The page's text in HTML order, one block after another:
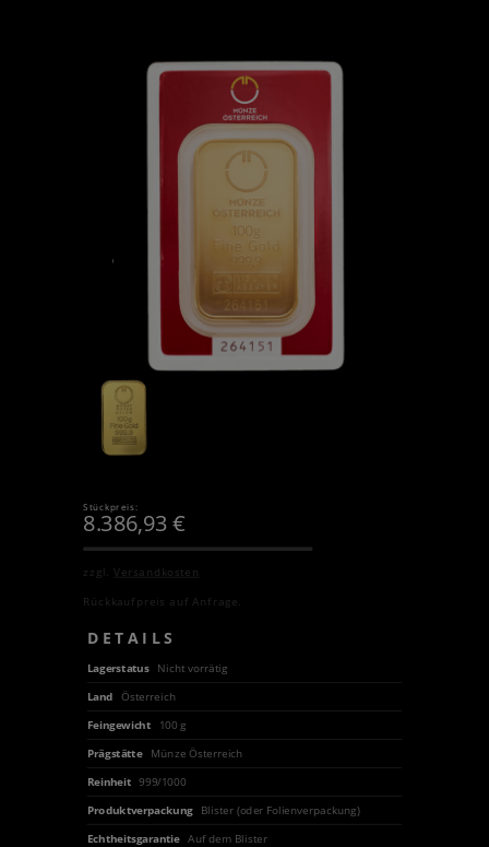
Stückpreis:
8.386,93€
zzgl.Versandkosten
Rückkaufpreis auf Anfrage.
DETAILS
Lagerstatus Nicht vorrätig
Land
Österreich
Feingewicht
100 g
Prägstätte
Münze Österreich
Reinheit 999/1000
Produktverpackung
Blister (oder Folienverpackung)
Echtheitsgarantie Auf dem Blister